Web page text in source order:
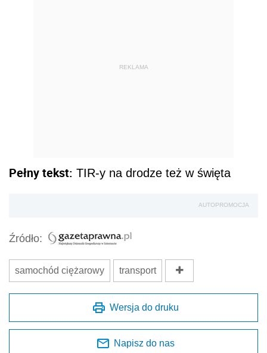
REKLAMA
Pełny tekst: TIR-y na drodze też w święta
AUTOPROMOCJA
Źródło:
samochód ciężarowy transport
Wersja do druku
Napisz do nas